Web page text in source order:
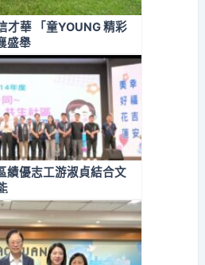
才華 「童YOUNG 精彩
盛舉
績優志工游淑貞結合文